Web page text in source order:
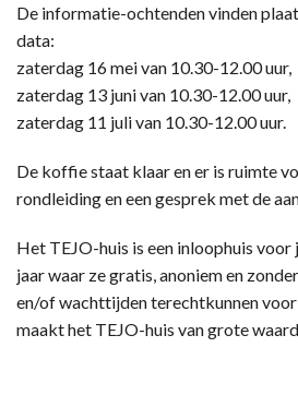
De informatie-ochtenden vinden
data:
zaterdag 16 mei van 10.30-12.00 uur,
zaterdag 13 juni van 10.30-12.00 uur,
zaterdag 11 juli van 10.30-12.00 uur.
De koffie staat klaar en er is ruimte
rondleiding en een gesprek met de
Het TEJO-huis is een inloophuis
jaar waar ze gratis, anoniem en
en/of wachttijden terechtkunnen
maakt het TEJO-huis van grote